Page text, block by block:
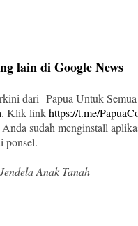
lain di Google News
dari Papua Untuk
. Klik linkhttps://t.me/
sudah menginstall
ponsel.
Anak Tanah